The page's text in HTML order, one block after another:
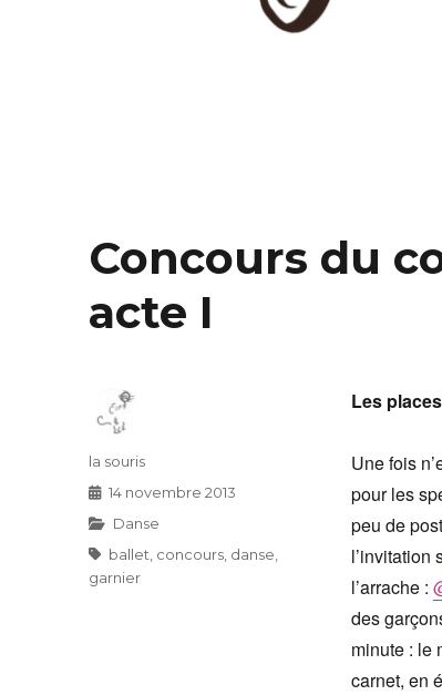
Concours du
acte I
Les
Une fois
pour les
peu de
l’invitation
l’arrache :
des
minute : le
carnet, en
Auteur
la souris
Publié
le
14 novembre 2013
Catégories
Danse
Étiquettes
ballet, concours, danse,
garnier